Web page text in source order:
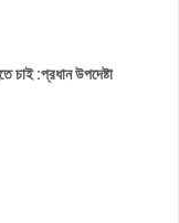
:প্রধান উপদেষ্টা